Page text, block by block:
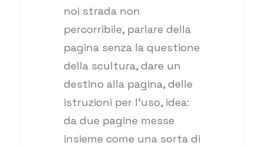
noi strada non
percorribile, parlare della
pagina senza la questione
della scultura, dare un
destino alla pagina, delle
istruzioni per l’uso, idea:
da due pagine messe
insieme come una sorta di